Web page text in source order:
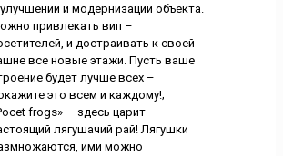
и модернизации объекта.
привлекать вип –
и достраивать к своей
все новые этажи. Пусть ваше
будет лучше всех –
это всем и каждому!;
frogs» — здесь царит
лягушачий рай! Лягушки
ими можно